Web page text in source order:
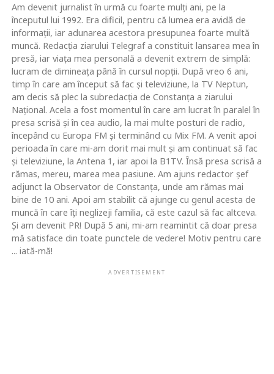
Am devenit jurnalist în urmă cu foarte mulţi ani, pe la
începutul lui 1992. Era dificil, pentru că lumea era avidă de
informaţii, iar adunarea acestora presupunea foarte multă
muncă. Redacţia ziarului Telegraf a constituit lansarea mea în
presă, iar viaţa mea personală a devenit extrem de simplă:
lucram de dimineaţa până în cursul nopţii. După vreo 6 ani,
timp în care am început să fac şi televiziune, la TV Neptun,
am decis să plec la subredacţia de Constanţa a ziarului
Naţional. Acela a fost momentul în care am lucrat în paralel în
presa scrisă şi în cea audio, la mai multe posturi de radio,
începând cu Europa FM şi terminând cu Mix FM. A venit apoi
perioada în care mi-am dorit mai mult şi am continuat să fac
şi televiziune, la Antena 1, iar apoi la B1TV. Însă presa scrisă a
rămas, mereu, marea mea pasiune. Am ajuns redactor şef
adjunct la Observator de Constanţa, unde am rămas mai
bine de 10 ani. Apoi am stabilit că ajunge cu genul acesta de
muncă în care îţi neglizeji familia, că este cazul să fac altceva.
Şi am devenit PR! După 5 ani, mi-am reamintit că doar presa
mă satisface din toate punctele de vedere! Motiv pentru care
... iată-mă!
ADVERTISEMENT